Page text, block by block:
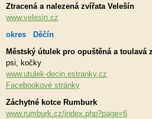
Ztracená a nalezená zvířata Velešín
www.velesin.cz
okres Děčín
Městský útulek pro opuštěná a toulavá
psi, kočky
www.utulek-decin.estranky.cz
Facebookové stránky
Záchytné kotce Rumburk
www.rumburk.cz/index.php?page=6